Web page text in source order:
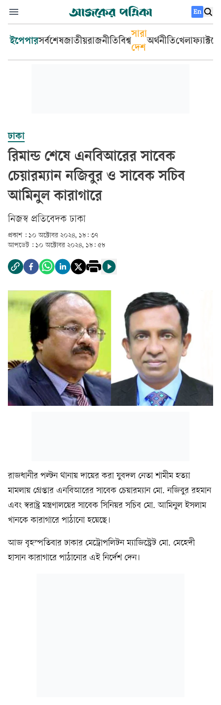
En
ইপেপারসর্বশেষজাতীয়রাজনীতিবিশ্ব
সারা
দেশ
অর্থনীতিখেলা
ঢাকা
রিমান্ড শেষে এনবিআরের সাবেক
চেয়ারম্যান নজিবুর ও সাবেক সচিব
আমিনুল কারাগারে
নিজস্ব প্রতিবেদক ঢাকা
প্রকাশ : ১০ অক্টোবর ২০২৪, ১৮: ৩৭
আপডেট : ১০ অক্টোবর ২০২৪, ১৮: ৫৮
রাজধানীর পল্টন থানায় দায়ের করা যুবদল নেতা শামীম হত্যা
মামলায় গ্রেপ্তার এনবিআরের সাবেক চেয়ারম্যান মো. নজিবুর রহমান
এবং স্বরাষ্ট্র মন্ত্রণালয়ের সাবেক সিনিয়র সচিব মো. আমিনুল ইসলাম
খানকে কারাগারে পাঠানো হয়েছে।
আজ বৃহস্পতিবার ঢাকার মেট্রোপলিটন ম্যাজিস্ট্রেট মো. মেহেদী
হাসান কারাগারে পাঠানোর এই নির্দেশ দেন।